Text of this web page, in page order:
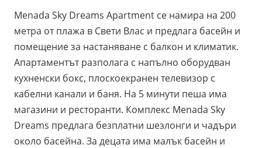
Menada Sky Dreams Apartment се намира на 200
метра от плажа в Свети Влас и предлага басейн и
помещениe за настаняване с балкон и климатик.
Апартаментът разполага с напълно оборудван
кухненски бокс, плоскоекранен телевизор с
кабелни канали и баня. На 5 минути пеша има
магазини и ресторанти. Комплекс Menada Sky
Dreams предлага безплатни шезлонги и чадъри
около басейна. За децата има малък басейн и